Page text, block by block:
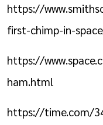
https://
first-chimp-in-
https://
ham.html
https://time.com/